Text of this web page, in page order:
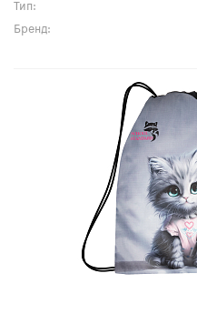
Тип:
Бренд: